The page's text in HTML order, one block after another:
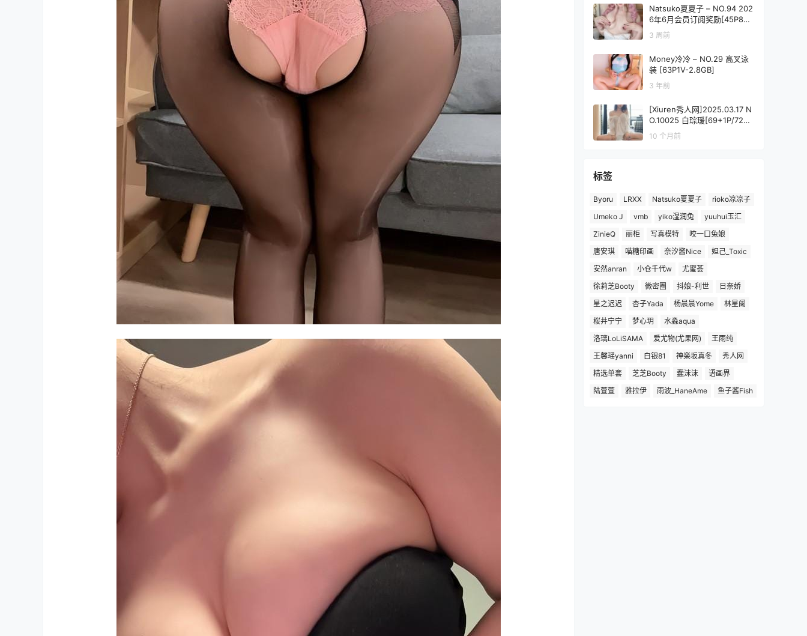
Natsuko夏夏子 – NO.94 202
6年6月会员订阅奖励[45P8V-
310MB]
3 周前
Money冷冷 – NO.29 高叉泳
装 [63P1V-2.8GB]
3 年前
[Xiuren秀人网]2025.03.17 N
O.10025 白琮瑗[69+1P/726
MB]
10 个月前
标签
Byoru LRXX Natsuko夏夏子
rioko凉凉子
Umeko J
vmb yiko湿润兔
yuuhui玉汇
ZinieQ
丽柜 写真模特
咬一口兔娘
唐安琪
喵糖印画 奈汐酱Nice
妲己_Toxic
安然anran
小仓千代w
尤蜜荟
徐莉芝Booty
微密圈 抖娘-利世
日奈娇
星之迟迟
杏子Yada 杨晨晨Yome
林星阑
桜井宁宁
梦心玥
水淼aqua
洛璃LoLiSAMA
爱尤物(尤果网)
王雨纯
王馨瑶yanni
白银81 神楽坂真冬
秀人网
精选单套
芝芝Booty 蠢沫沫
语画界
陆萱萱
雅拉伊 雨波_HaneAme 鱼子酱Fish